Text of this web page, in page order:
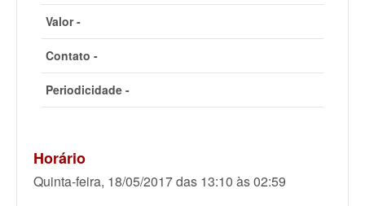
Valor -
Contato -
Periodicidade -
Horário
Quinta-feira, 18/05/2017 das 13:10 às 02:59